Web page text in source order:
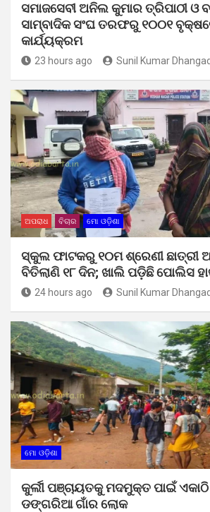
ସମାଜସେବୀ ଅନିଲ କୁମାର ତ୍ରିପାଠୀ ଓ
ସାମ୍ବାଦିକ ସଂଘ ତରଫରୁ ୧୦୦୧
କାର୍ଯ୍ୟକ୍ରମ
23 hours ago Sunil Kumar
ଅପରାଧ ବିଚାର ମୋ ଓଡ଼ିଶା
ସ୍କୁଲ ଫାଟକରୁ ୧୦ମ ଶ୍ରେଣୀ ଛାତ୍ରୀ
ବିତିଲାଣି ୧୮ ଦିନ; ଖାଲି ପଡ଼ିଛି ପୋଲିସ
24 hours ago Sunil Kumar
ମୋ ଓଡ଼ିଶା
କୁର୍ଲୀ ପଞ୍ଚାୟତକୁ ମଦମୁକ୍ତ ପାଇଁ
ଡଙ୍ଗରିଆ ଗାଁର ଲୋକ